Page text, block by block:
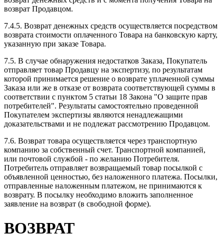
возврат Продавцом.
7.4.5. Возврат денежных средств осуществляется посредством
возврата стоимости оплаченного Товара на банковскую карту,
указанную при заказе Товара.
7.5. В случае обнаружения недостатков Заказа, Покупатель
отправляет товар Продавцу на экспертизу, по результатам
которой принимается решение о возврате уплаченной суммы
Заказа или же в отказе от возврата соответствующей суммы в
соответствии с пунктом 5 статьи 18 Закона "О защите прав
потребителей". Результаты самостоятельно проведенной
Покупателем экспертизы являются ненадлежащими
доказательствами и не подлежат рассмотрению Продавцом.
7.6. Возврат товара осуществляется через транспортную
компанию за собственный счет. Транспортной компанией,
или почтовой службой - по желанию Потребителя.
Потребитель отправляет возвращаемый товар посылкой с
объявленной ценностью, без наложенного платежа. Посылки,
отправленные наложенным платежом, не принимаются к
возврату. В посылку необходимо вложить заполненное
заявление на возврат (в свободной форме).
ВОЗВРАТ